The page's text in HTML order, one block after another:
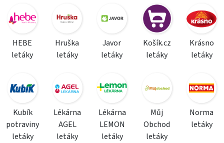
HEBE
letáky
Hruška
letáky
Javor
letáky
Košík.cz
letáky
Krásno
letáky
Kubík
potraviny
letáky
Lékárna
AGEL
letáky
Lékárna
LEMON
letáky
Můj
Obchod
letáky
Norma
letáky